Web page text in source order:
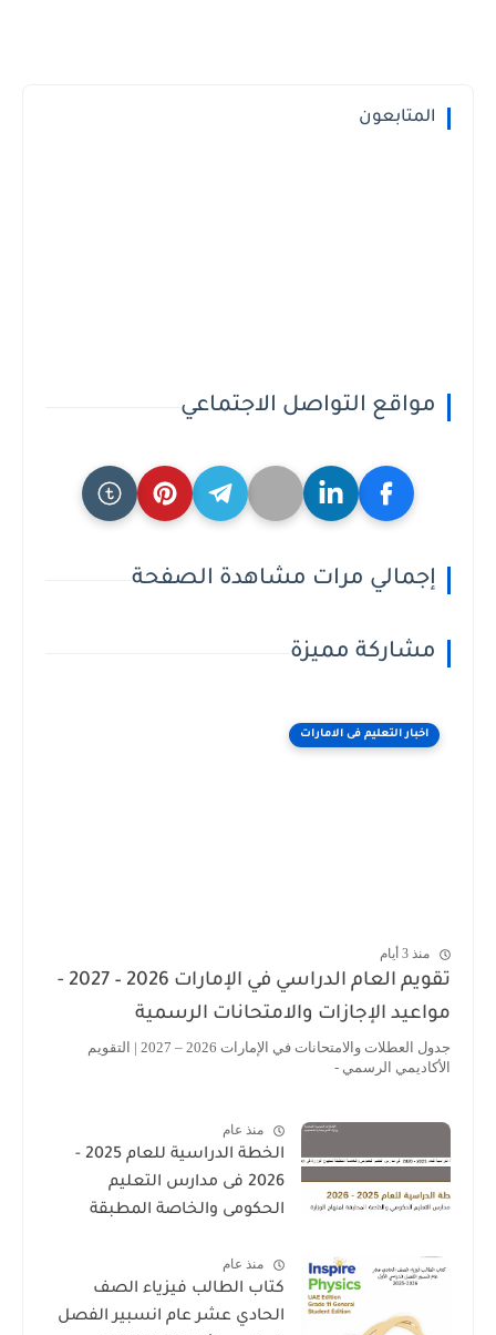
المتابعون
مواقع التواصل الاجتماعي
إجمالي مرات مشاهدة الصفحة
مشاركة مميزة
اخبار التعليم فى الامارات
منذ 3 أيام
تقويم العام الدراسي في الإمارات 2026 – 2027 -
مواعيد الإجازات والامتحانات الرسمية
جدول العطلات والامتحانات في الإمارات 2026 – 2027 | التقويم
الأكاديمي الرسمي -
منذ عام
الخطة الدراسية للعام 2025 -
2026 فى مدارس التعليم
الحكومى والخاصة المطبقة
منذ عام
كتاب الطالب فيزياء الصف
الحادي عشر عام انسبير الفصل